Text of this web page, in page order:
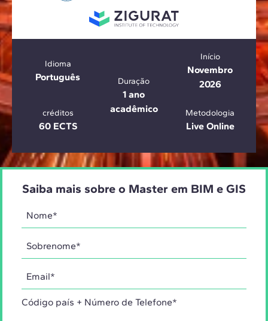
Idioma
Português Duração
1 ano
acadêmico
Início
Novembro
2026
créditos
60 ECTS
Metodologia
Live Online
Saiba mais sobre o Master em BIM e GIS
Código país + Número de Telefone*